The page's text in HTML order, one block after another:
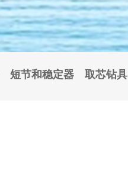
取芯钻具
短节和稳定器